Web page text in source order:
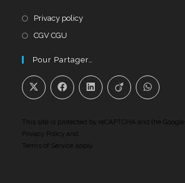
Privacy policy
CGV CGU
Pour Partager…
This site is protected by reCAPTCHA and the Google
Privacy Policy and
Terms of Service apply.